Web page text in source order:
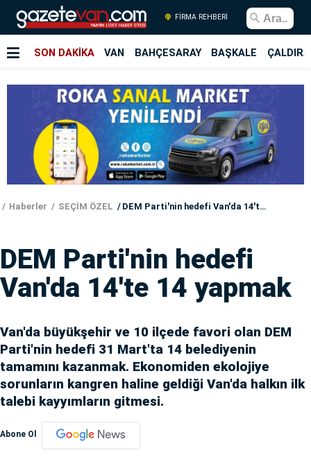
FİRMA REHBERİ
SON DAKİKA VAN BAHÇESARAY BAŞKALE
Haberler SEÇİM ÖZEL DEM Parti'nin hedefi Van'da 14'te 14 yapmak
DEM Parti'nin hedefi
Van'da 14'te 14 yapmak
Van'da büyükşehir ve 10 ilçede favori olan DEM
Parti'nin hedefi 31 Mart'ta 14 belediyenin
tamamını kazanmak. Ekonomiden ekolojiye
sorunların kangren haline geldiği Van'da halkın ilk
talebi kayyımların gitmesi.
Abone Ol